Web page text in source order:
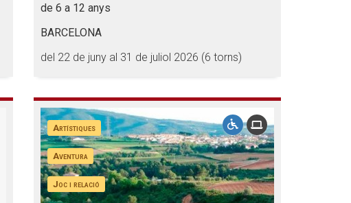
de 6 a 12 anys
BARCELONA
del 22 de juny al 31 de juliol 2026 (6 torns)
Artístiques
Aventura
Joc i relació